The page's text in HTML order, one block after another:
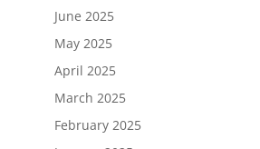
June 2025
May 2025
April 2025
March 2025
February 2025